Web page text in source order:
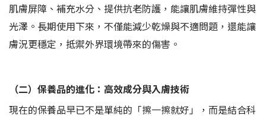
肌膚屏障、補充水分、提供抗老防護，能讓肌膚維持彈性與
光澤。長期使用下來，不僅能減少乾燥與不適問題，還能讓
膚況更穩定，抵禦外界環境帶來的傷害。
（二）保養品的進化：高效成分與入膚技術
現在的保養品早已不是單純的「擦一擦就好」，而是結合科